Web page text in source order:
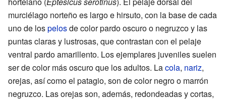
murciélago norteño es largo e hirsuto, con la base de cada
uno de lospelosde color pardo oscuro o negruzco y las
puntas claras y lustrosas, que contrastan con el pelaje
ventral pardo amarillento. Los ejemplares juveniles suelen
ser de color más oscuro que los adultos. Lacola, nariz,
orejas, así como el patagio, son de color negro o marrón
negruzco. Las orejas son, además, redondeadas y cortas,